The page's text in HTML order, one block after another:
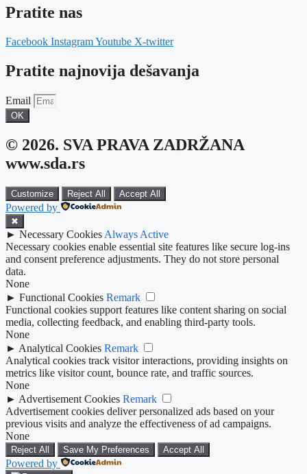
Pratite nas
Facebook InstagramYoutube X-twitter
Pratite najnovija dešavanja
Email
OK
© 2026. SVA PRAVA ZADRŽANA
www.sda.rs
Customize Reject All Accept All
Powered by
✖
► Necessary Cookies Always Active
Necessary cookies enable essential site features like secure log-ins
and consent preference adjustments. They do not store personal
data.
None
► Functional Cookies Remark
Functional cookies support features like content sharing on social
media, collecting feedback, and enabling third-party tools.
None
► Analytical Cookies Remark
Analytical cookies track visitor interactions, providing insights on
metrics like visitor count, bounce rate, and traffic sources.
None
► Advertisement Cookies Remark
Advertisement cookies deliver personalized ads based on your
previous visits and analyze the effectiveness of ad campaigns.
None
Reject All Save My Preferences Accept All
Powered by